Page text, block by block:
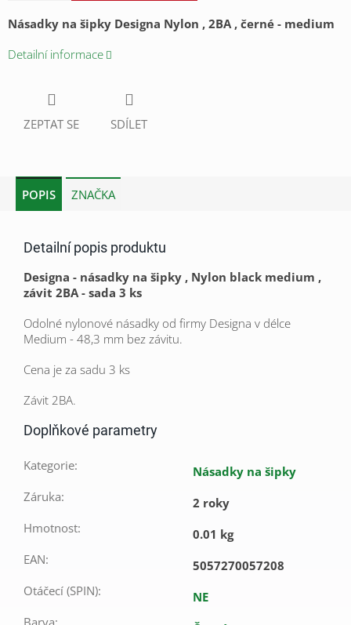
Násadky na šipky Designa Nylon , 2BA , černé - medium
Detailní informace
ZEPTAT SE SDÍLET
POPIS ZNAČKA
Detailní popis produktu
Designa - násadky na šipky , Nylon black medium ,
závit 2BA - sada 3 ks
Odolné nylonové násadky od firmy Designa v délce
Medium - 48,3 mm bez závitu.
Cena je za sadu 3 ks
Závit 2BA.
Doplňkové parametry
Kategorie:
Násadky na šipky
Záruka:
2 roky
Hmotnost:
0.01 kg
EAN:
5057270057208
Otáčecí (SPIN):
NE
Barva: